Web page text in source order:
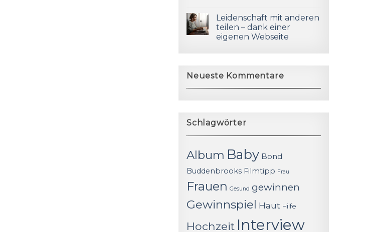
Leidenschaft mit anderen
teilen – dank einer
eigenen Webseite
Neueste Kommentare
Schlagwörter
Album Baby Bond
Buddenbrooks Filmtipp Frau
Frauen Gesund gewinnen
Gewinnspiel Haut Hilfe
Hochzeit Interview